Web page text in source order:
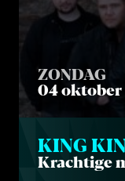
ZONDAG
04 oktober
KING
Krach­ti­ge